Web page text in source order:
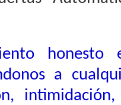
a